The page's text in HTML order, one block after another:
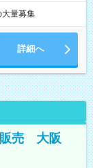
大量募集
詳細へ
販売 大阪